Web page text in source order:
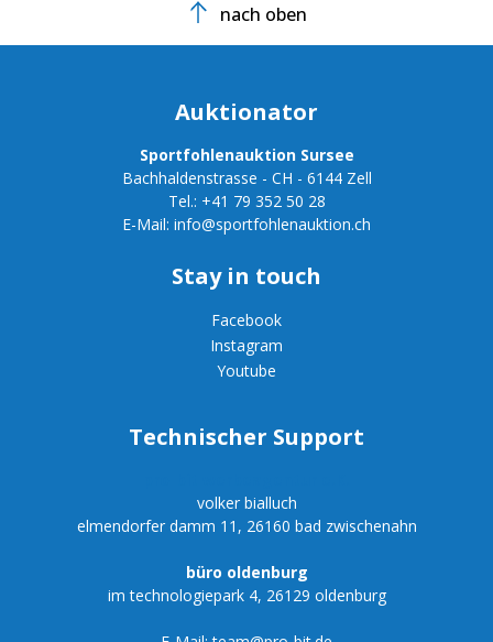
nach oben
Auktionator
Sportfohlenauktion Sursee
Bachhaldenstrasse - CH - 6144 Zell
Tel.: +41 79 352 50 28
E-Mail: info@sportfohlenauktion.ch
Stay in touch
Facebook
Instagram
Youtube
Technischer Support
volker bialluch
elmendorfer damm 11, 26160 bad zwischenahn
büro oldenburg
im technologiepark 4, 26129 oldenburg